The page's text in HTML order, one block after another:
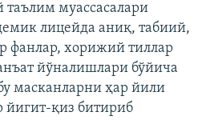
муассасалари
лицейда аниқ, табиий,
фанлар, хорижий тиллар
йўналишлари бўйича
масканларни ҳар йили
йигит-қиз битириб